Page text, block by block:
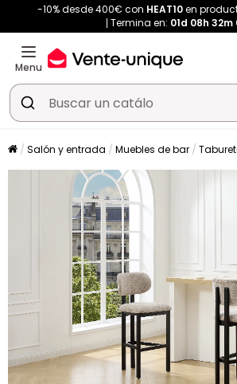
-10% desde 400€ con HEAT10en
Termina en: 01d 08h 31m
Menu
Salón y entrada Muebles de bar